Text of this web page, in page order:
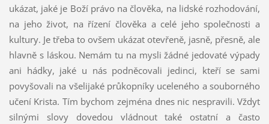
ukázat, jaké je Boží právo na člověka, na lidské rozhodování,
na jeho život, na řízení člověka a celé jeho společnosti a
kultury. Je třeba to ovšem ukázat otevřeně, jasně, přesně, ale
hlavně s láskou. Nemám tu na mysli žádné jedovaté výpady
ani hádky, jaké u nás podněcovali jedinci, kteří se sami
povyšovali na všelijaké průkopníky uceleného a souborného
učení Krista. Tím bychom zejména dnes nic nespravili. Vždyť
silnými slovy dovedou vládnout také ostatní a často